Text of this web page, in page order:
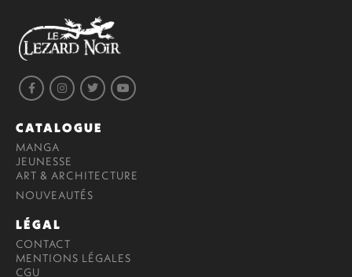
CATALOGUE
MANGA
JEUNESSE
ART & ARCHITECTURE
NOUVEAUTÉS
LÉGAL
CONTACT
MENTIONS LÉGALES
CGU